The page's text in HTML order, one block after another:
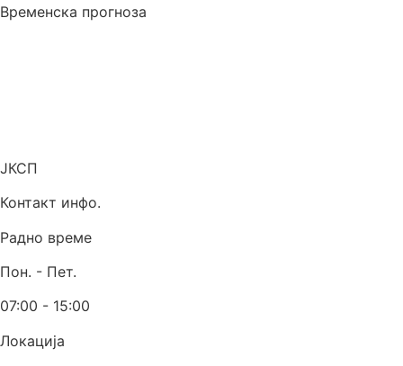
Временска прогноза
ЈКСП
Контакт инфо.
Радно време
Пон. - Пет.
07:00 - 15:00
Локација